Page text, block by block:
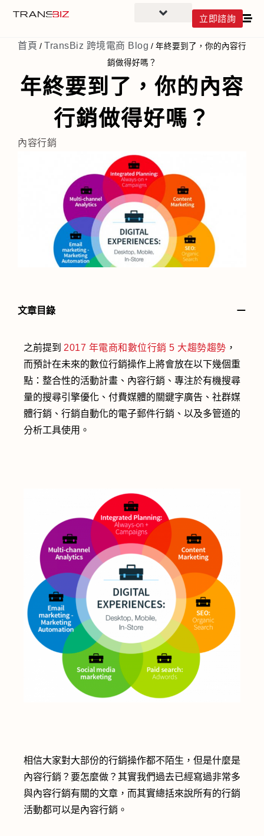
立即諮詢
首頁 / TransBiz 跨境電商 Blog / 年終要到了，你的內容行
銷做得好嗎？
年終要到了，你的內容
行銷做得好嗎？
內容行銷
文章目錄 －
之前提到 2017 年電商和數位行銷 5 大趨勢趨勢 ，
而預計在未來的數位行銷操作上將會放在以下幾個重
點：整合性的活動計畫、內容行銷、專注於有機搜尋
量的搜尋引擎優化、付費媒體的關鍵字廣告、社群媒
體行銷、行銷自動化的電子郵件行銷、以及多管道的
分析工具使用。
相信大家對大部份的行銷操作都不陌生，但是什麼是
內容行銷？要怎麼做？其實我們過去已經寫過非常多
與內容行銷有關的文章，而其實總括來說所有的行銷
活動都可以是內容行銷。